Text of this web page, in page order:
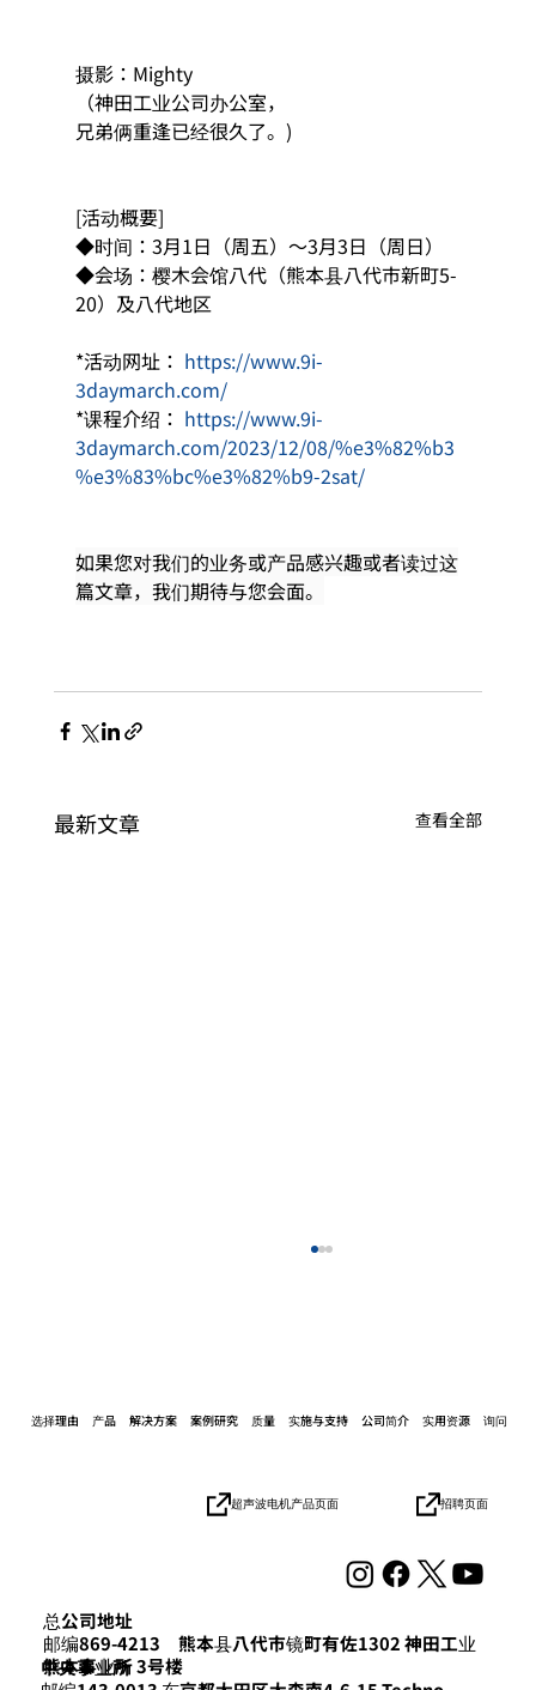
摄影：Mighty
（神田工业公司办公室，
兄弟俩重逢已经很久了。)
[活动概要]
◆时间：3月1日（周五）～3月3日（周日）
◆会场：樱木会馆八代（熊本县八代市新町5-
20）及八代地区
*活动网址： https://www.9i-
3daymarch.com/
*课程介绍： https://www.9i-
3daymarch.com/2023/12/08/%e3%82%b3
%e3%83%bc%e3%82%b9-2sat/
如果您对我们的业务或产品感兴趣或者读过这
篇文章，我们期待与您会面。
最新文章 查看全部
关于参加“机械要素技术展览会”的通知
总公司地址
邮编869-4213 熊本县八代市镜町有佐1302 神田工业
熊本事业所 3号楼
​中央事业所
选择理由 产品 解决方案 案例研究 质量 实施与支持 公司简介 实用资源 询问
超声波电机产品页面 招聘页面